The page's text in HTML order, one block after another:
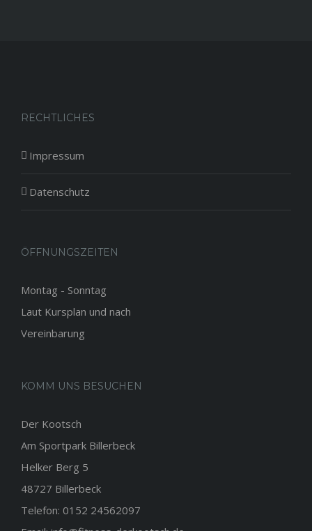
RECHTLICHES
Impressum
Datenschutz
ÖFFNUNGSZEITEN
Montag - Sonntag
Laut Kursplan und nach
Vereinbarung
KOMM UNS BESUCHEN
Der Kootsch
Am Sportpark Billerbeck
Helker Berg 5
48727 Billerbeck
Telefon: 0152 24562097